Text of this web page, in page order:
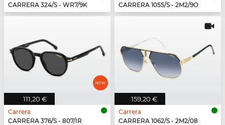
CARRERA 324/S - WR7/9K
CARRERA 1055/S - 2M2/9O
111,20 €
Carrera
CARRERA 376/S - 807/IR
159,20 €
Carrera
CARRERA 1062/S - 2M2/08